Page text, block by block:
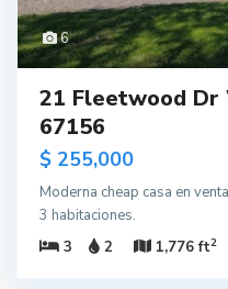
6
21 Fleetwood Dr
67156
$ 255,000
Moderna cheap casa en
3 habitaciones.
3
2 1,776 ft2